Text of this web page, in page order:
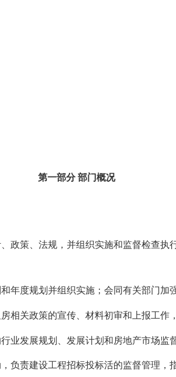
第一部分 部门概况
政策、法规，并组织实施和监督检查
年度规划并组织实施；会同有关部门加
相关政策的宣传、材料初审和上报工作
业发展规划、发展计划和房地产市场监
负责建设工程招标投标活的监督管理，